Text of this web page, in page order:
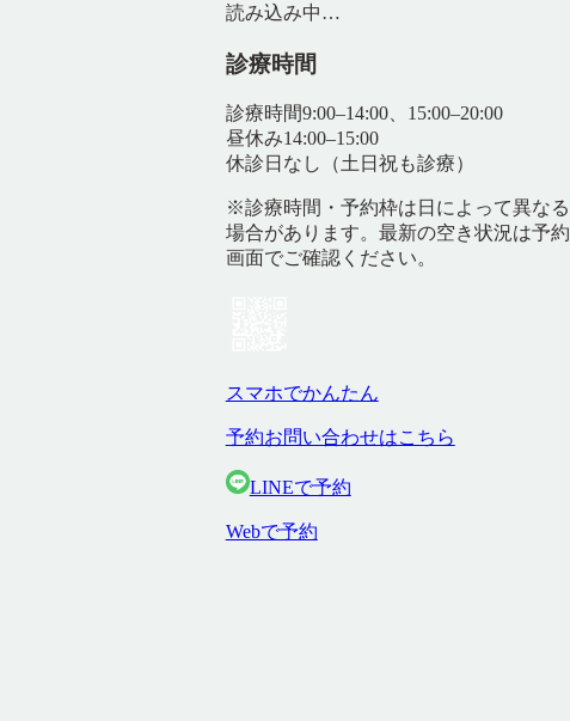
読み込み中…
診療時間
診療時間9:00–14:00、15:00–20:00
昼休み14:00–15:00
休診日 なし（土日祝も診療）
※診療時間・予約枠は日によって異なる
場合があります。最新の空き状況は予約
画面でご確認ください。
スマホでかんたん
予約お問い合わせはこちら
LINEで予約
Webで予約